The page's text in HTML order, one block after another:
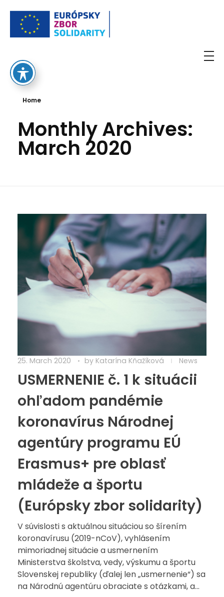
Home
Monthly Archives:
March 2020
25. March 2020 by Katarína Kňažíková News
USMERNENIE č. 1 k situácii
ohľadom pandémie
koronavírus Národnej
agentúry programu EÚ
Erasmus+ pre oblasť
mládeže a športu
(Európsky zbor solidarity)
V súvislosti s aktuálnou situáciou so šírením
koronavírusu (2019-nCoV), vyhlásením
mimoriadnej situácie a usmernením
Ministerstva školstva, vedy, výskumu a športu
Slovenskej republiky (ďalej len „usmernenie“) sa
na Národnú agentúru obraciate s otázkami, a...